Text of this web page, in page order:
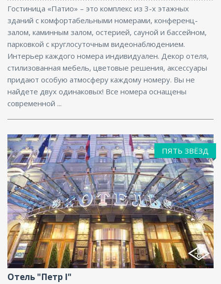
Гостиница «Патио» – это комплекс из 3-х этажных
зданий с комфортабельными номерами, конференц-
залом, каминным залом, остерией, сауной и бассейном,
парковкой с круглосуточным видеонаблюдением.
Интерьер каждого номера индивидуален. Декор отеля,
стилизованная мебель, цветовые решения, аксессуары
придают особую атмосферу каждому номеру. Вы не
найдете двух одинаковых! Все номера оснащены
современной ...
Фитнес центр, Ресторан, Бассейн, Бар, Парковка,
Интернет, Бизнес-центр
ПЯТЬ ЗВЁЗД
Отель "Петр I"